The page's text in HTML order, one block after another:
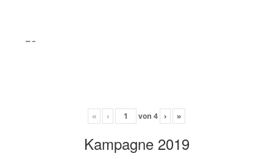
« ‹ von 4 › »
Kampagne 2019